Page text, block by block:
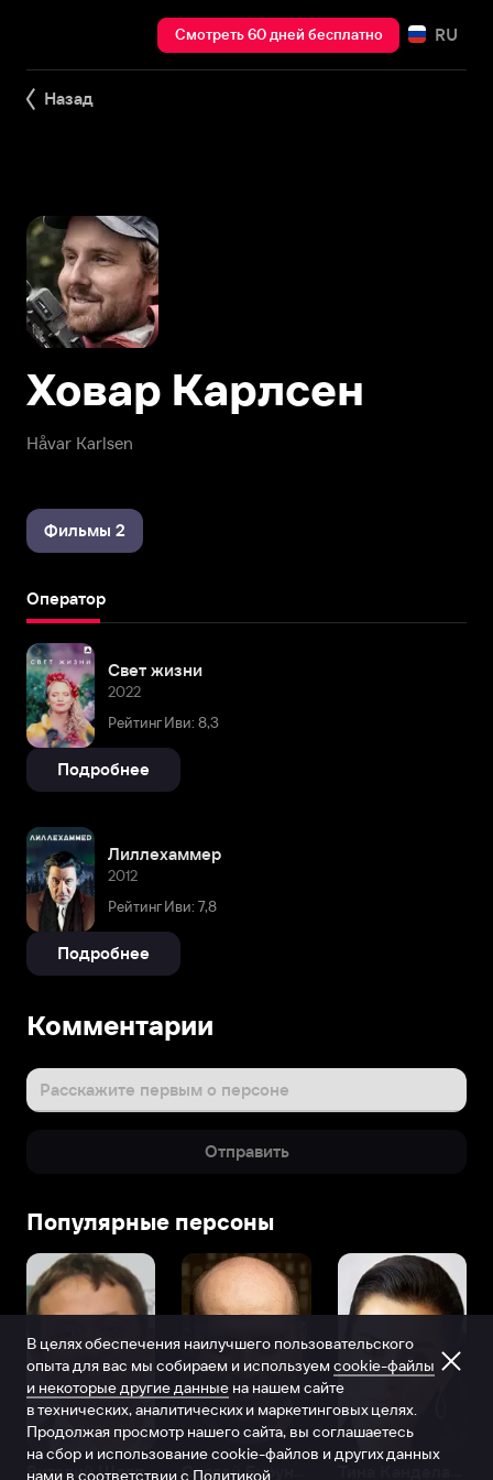
Смотреть 60 дней бесплатно RU
Назад
Håvar Karlsen
Ховар Карлсен
Фильмы 2
Оператор
Свет жизни
2022
Рейтинг Иви: 8,3
Подробнее
Лиллехаммер
2012
Рейтинг Иви: 7,8
Подробнее
Комментарии
Расскажите первым о персоне
Отправить
Популярные персоны
Виталий Шляппо
В целях обеспечения наилучшего пользовательского
опыта для вас мы собираем и используем cookie-файлы
и некоторые другие данные на нашем сайте
в технических, аналитических и маркетинговых целях.
Продолжая просмотр нашего сайта, вы соглашаетесь
на сбор и использование cookie-файлов и других данных
нами в соответствии с Политикой